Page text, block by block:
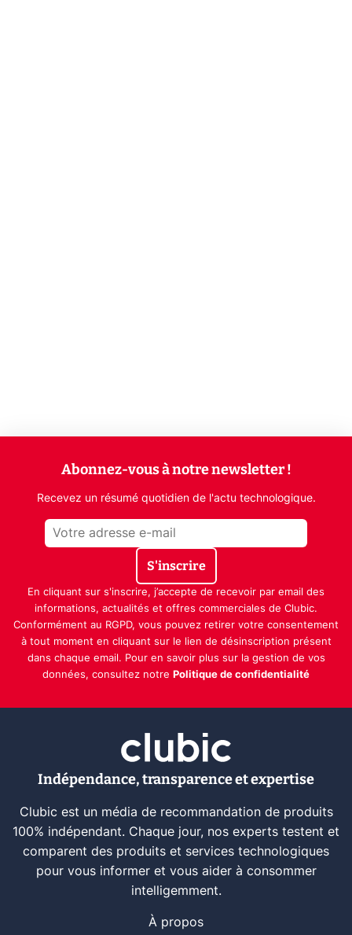
Abonnez-vous à notre newsletter !
Recevez un résumé quotidien de l'actu technologique.
S'inscrire
En cliquant sur s'inscrire, j’accepte de recevoir par email des
informations, actualités et offres commerciales de Clubic.
Conformément au RGPD, vous pouvez retirer votre consentement
à tout moment en cliquant sur le lien de désinscription présent
dans chaque email. Pour en savoir plus sur la gestion de vos
données, consultez notre Politique de confidentialité
Indépendance, transparence et expertise
Clubic est un média de recommandation de produits
100% indépendant. Chaque jour, nos experts testent et
comparent des produits et services technologiques
pour vous informer et vous aider à consommer
intelligemment.
À propos